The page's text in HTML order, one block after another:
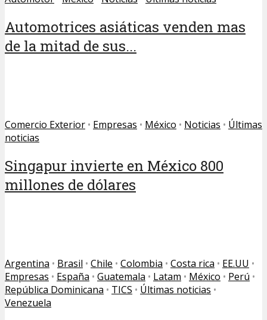
Automotrices asiáticas venden mas
de la mitad de sus...
Comercio Exterior • Empresas • México • Noticias • Últimas
noticias
Singapur invierte en México 800
millones de dólares
Argentina • Brasil • Chile • Colombia • Costa rica • EE.UU •
Empresas • España • Guatemala • Latam • México • Perú •
República Dominicana • TICS • Últimas noticias •
Venezuela